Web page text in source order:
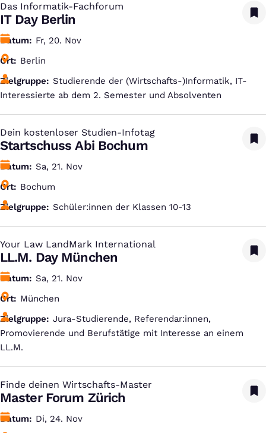
Das Informatik-Fachforum
:
IT Day Berlin
Datum
Fr, 20. Nov
Ort
Berlin
Zielgruppe
Studierende der (Wirtschafts-)Informatik, IT-
Interessierte ab dem 2. Semester und Absolventen
Dein kostenloser Studien-Infotag
:
Startschuss Abi Bochum
Datum
Sa, 21. Nov
Ort
Bochum
Zielgruppe
Schüler:innen der Klassen 10-13
Your Law LandMark International
:
LL.M. Day München
Datum
Sa, 21. Nov
Ort
München
Zielgruppe
Jura-Studierende, Referendar:innen,
Promovierende und Berufstätige mit Interesse an einem
LL.M.
Finde deinen Wirtschafts-Master
:
Master Forum Zürich
Datum
Di, 24. Nov